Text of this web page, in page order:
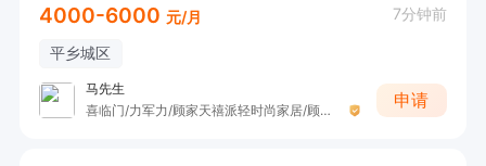
4000-6000 元/月 7分钟前
平乡城区
马先生
喜临门/力军力/顾家天禧派轻时尚家居/顾临家具（平乡县品宅家具有限公司）
申请